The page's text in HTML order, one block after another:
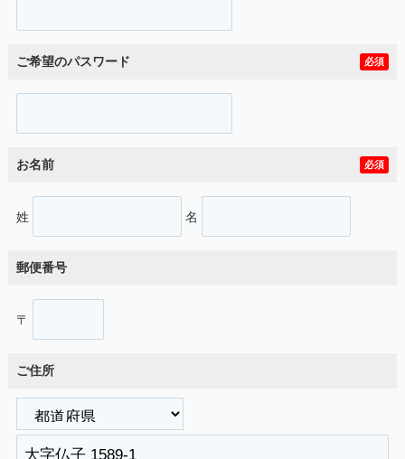
ご希望のパスワード 必須
お名前 必須
姓 名
郵便番号
〒
ご住所